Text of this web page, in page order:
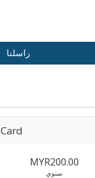
راسلنا
MYR200.00
سنوي